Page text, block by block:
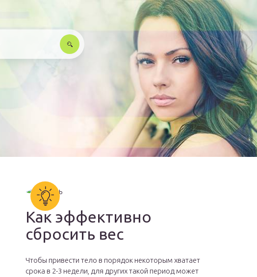
Как эффективно
сбросить вес
Чтобы привести тело в порядок некоторым хватает
срока в 2-3 недели, для других такой период может